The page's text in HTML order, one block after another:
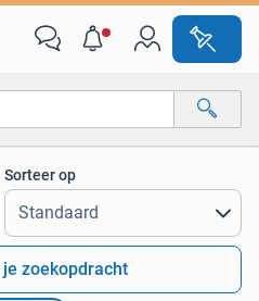
Sorteer op
zoekopdracht